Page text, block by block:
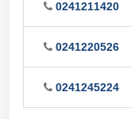
0241211420
0241220526
0241245224